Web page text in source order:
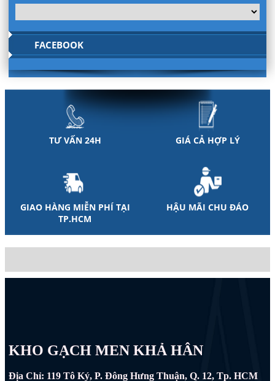
FACEBOOK
TƯ VẤN 24H GIÁ CẢ HỢP LÝ
GIAO HÀNG MIỄN PHÍ TẠI
TP.HCM
HẬU MÃI CHU ĐÁO
KHO GẠCH MEN KHẢ HÂN
Địa Chỉ: 119 Tô Ký, P. Đông Hưng Thuận, Q. 12, Tp. HCM